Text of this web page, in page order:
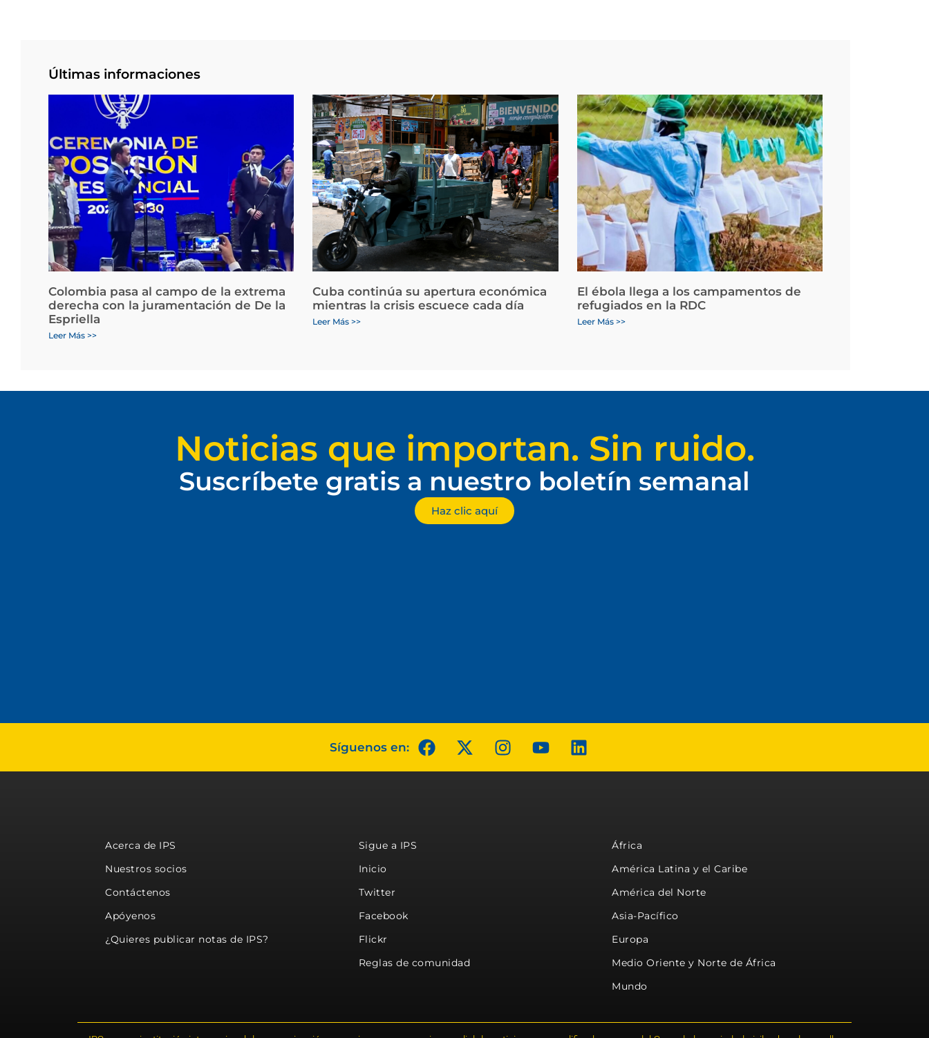
Últimas informaciones
Colombia pasa al campo de la extrema
derecha con la juramentación de De la
Espriella
Leer Más >>
Cuba continúa su apertura económica
mientras la crisis escuece cada día
Leer Más >>
El ébola llega a los campamentos de
refugiados en la RDC
Leer Más >>
Noticias que importan. Sin ruido.
Suscríbete gratis a nuestro boletín semanal
Haz clic aquí
Síguenos en:
Acerca de IPS
Nuestros socios
Contáctenos
Apóyenos
¿Quieres publicar notas de IPS?
Sigue a IPS
Inicio
Twitter
Facebook
Flickr
Reglas de comunidad
África
América Latina y el Caribe
América del Norte
Asia-Pacífico
Europa
Medio Oriente y Norte de África
Mundo